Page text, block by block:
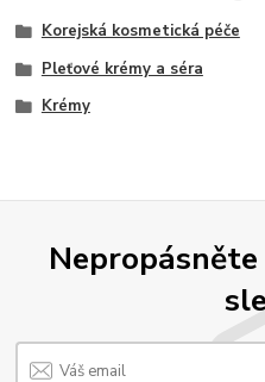
Korejská kosmetická péče
Pleťové krémy a séra
Krémy
Nepropásněte